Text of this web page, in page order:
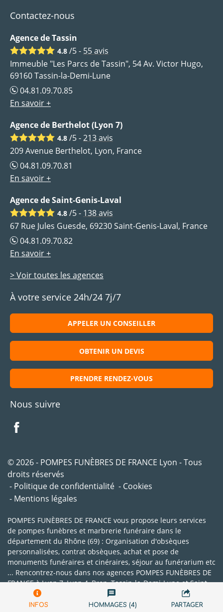
INFOS HOMMAGES (4) PARTAGER
Contactez-nous
Agence de Tassin
4.8 /5 - 55avis
Immeuble "Les Parcs de Tassin", 54 Av. Victor Hugo,
69160 Tassin-la-Demi-Lune
04.81.09.70.85
En savoir +
Agence de Berthelot (Lyon 7)
4.8 /5 -213avis
209 Avenue Berthelot, Lyon, France
04.81.09.70.81
En savoir +
Agence de Saint-Genis-Laval
4.8 /5 - 138avis
67 Rue Jules Guesde, 69230 Saint-Genis-Laval, France
04.81.09.70.82
En savoir +
> Voir toutes les agences
À votre service 24h/24 7j/7
APPELER UN CONSEILLER
OBTENIR UN DEVIS
PRENDRE RENDEZ-VOUS
Nous suivre
© 2026 - POMPES FUNÈBRES DE FRANCE Lyon - Tous
droits réservés
Politique de confidentialité
Cookies
Mentions légales
POMPES FUNÈBRES DE FRANCE vous propose leurs services
de pompes funèbres et marbrerie funéraire dans le
département du Rhône (69) : Organisation d'obsèques
personnalisées, contrat obsèques, achat et pose de
monuments funéraires et cinéraires, séjour au funérarium etc
... Rencontrez-nous dans nos agences POMPES FUNÈBRES DE
FRANCE à Lyon 7, Lyon 4, Bron, Tassin-la-Demi-Lune et Saint-
Genis-Laval.